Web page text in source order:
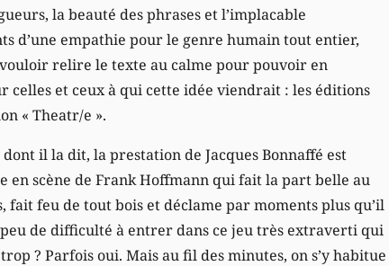
la beauté des phrases et l’implacable
d’une empathie pour le genre humain tout entier,
relire le texte au calme pour pouvoir en
et ceux à qui cette idée viendrait : les éditions
« Theatr/e ».
il la dit, la prestation de Jacques Bonnaffé est
en scène de Frank Hoffmann qui fait la part belle au
feu de tout bois et déclame par moments plus qu’il
de difficulté à entrer dans ce jeu très extraverti qui
? Parfois oui. Mais au fil des minutes, on s’y habitue